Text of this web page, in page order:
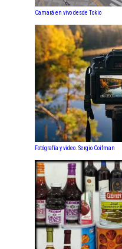
Camará en vivo desde Tokio
Fotógrafía y video. Sergio Coifman